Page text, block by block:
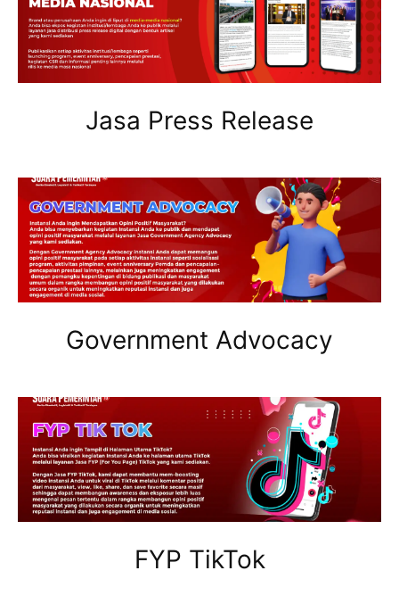
Jasa Press Release
Government Advocacy
FYP TikTok